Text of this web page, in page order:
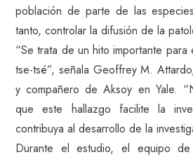
población de parte de las
tanto, controlar la difusión de la
“Se trata de un hito importante
tse-tsé”, señala Geoffrey M.
y compañero de Aksoy en Yale.
que este hallazgo facilite la
contribuya al desarrollo de la
Durante el estudio, el equipo